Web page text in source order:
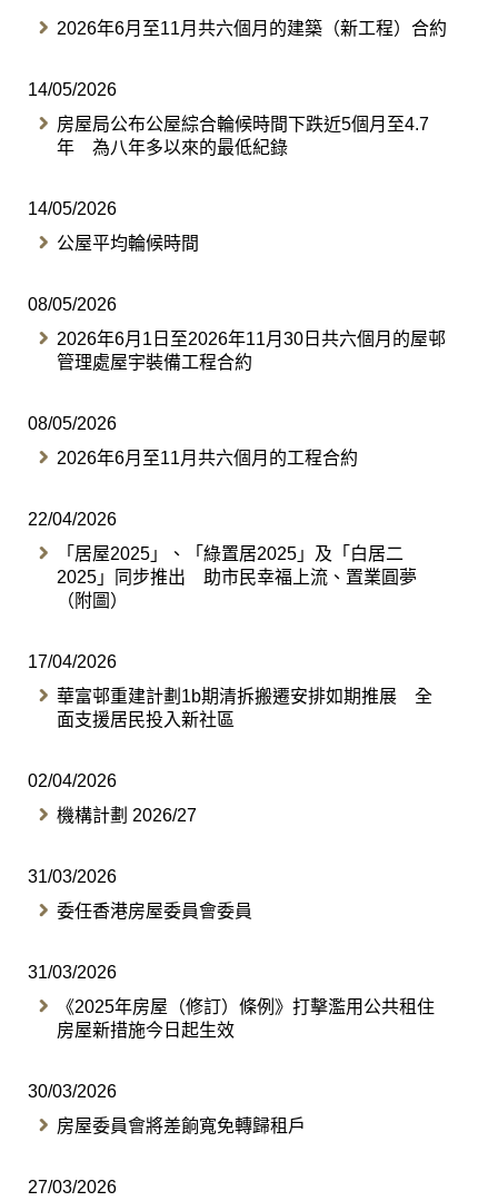
2026年6月至11月共六個月的建築（新工程）合約
14/05/2026
房屋局公布公屋綜合輪候時間下跌近5個月至4.7
年 為八年多以來的最低紀錄
14/05/2026
公屋平均輪候時間
08/05/2026
2026年6月1日至2026年11月30日共六個月的屋邨
管理處屋宇裝備工程合約
08/05/2026
2026年6月至11月共六個月的工程合約
22/04/2026
「居屋2025」、「綠置居2025」及「白居二
2025」同步推出 助市民幸福上流、置業圓夢
（附圖）
17/04/2026
華富邨重建計劃1b期清拆搬遷安排如期推展 全
面支援居民投入新社區
02/04/2026
機構計劃 2026/27
31/03/2026
委任香港房屋委員會委員
31/03/2026
《2025年房屋（修訂）條例》打擊濫用公共租住
房屋新措施今日起生效
30/03/2026
房屋委員會將差餉寬免轉歸租戶
27/03/2026